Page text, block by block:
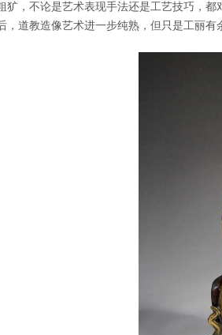
犷，不论是艺术表现手法还是工艺技巧，都
，道教造像艺术进一步纯熟，但只是工丽有